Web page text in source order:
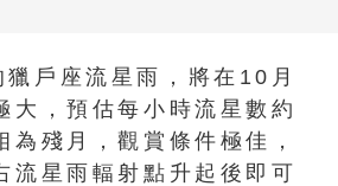
戶座流星雨，將在10月
大，預估每小時流星數約
為殘月，觀賞條件極佳，
流星雨輻射點升起後即可